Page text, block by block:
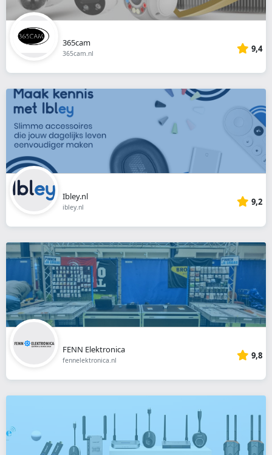
365cam
365cam.nl 9,4
Ibley.nl
ibley.nl 9,2
FENN Elektronica
fennelektronica.nl 9,8